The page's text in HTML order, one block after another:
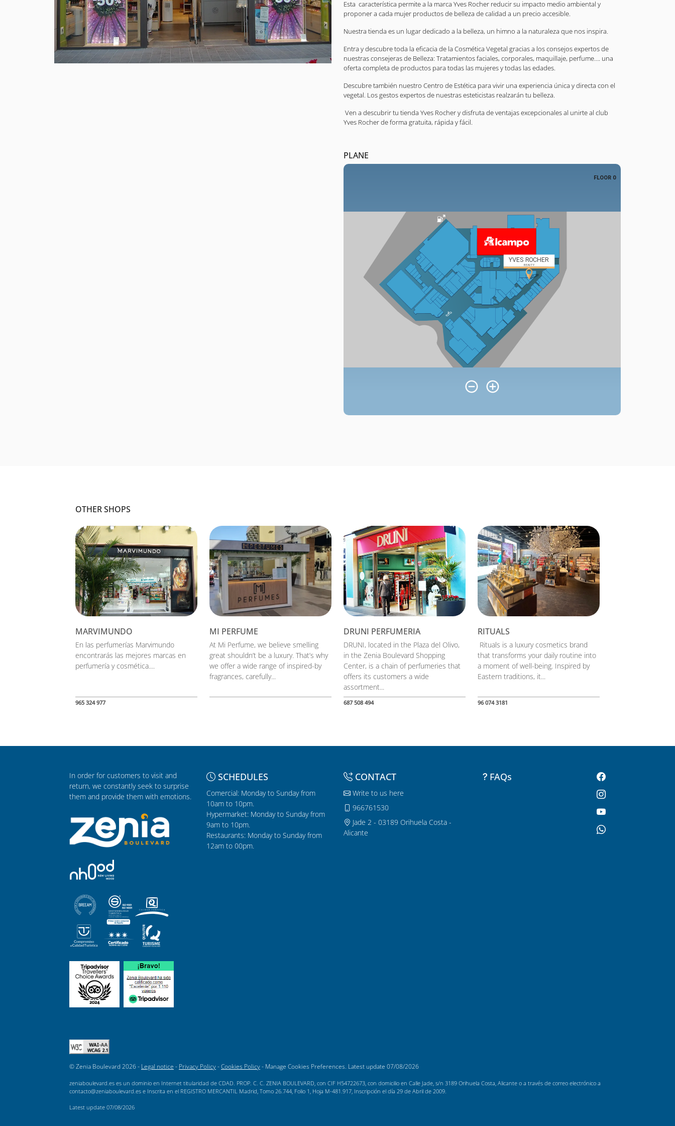
Esta característica permite a la marca Yves Rocher reducir su impacto medio ambiental y
proponer a cada mujer productos de belleza de calidad a un precio accesible.
Nuestra tienda es un lugar dedicado a la belleza, un himno a la naturaleza que nos inspira.
Entra y descubre toda la eficacia de la Cosmética Vegetal gracias a los consejos expertos de
nuestras consejeras de Belleza: Tratamientos faciales, corporales, maquillaje, perfume…. una
oferta completa de productos para todas las mujeres y todas las edades.
Descubre también nuestro Centro de Estética para vivir una experiencia única y directa con el
vegetal. Los gestos expertos de nuestras esteticistas realzarán tu belleza.
Ven a descubrir tu tienda Yves Rocher y disfruta de ventajas excepcionales al unirte al club
Yves Rocher de forma gratuita, rápida y fácil.
PLANE
OTHER SHOPS
MARVIMUNDO
En las perfumerías Marvimundo
encontrarás las mejores marcas en
perfumería y cosmética....
965 324 977
MI PERFUME
At Mi Perfume, we believe smelling
great shouldn’t be a luxury. That’s why
we offer a wide range of inspired-by
fragrances, carefully...
DRUNI PERFUMERIA
DRUNI, located in the Plaza del Olivo,
in the Zenia Boulevard Shopping
Center, is a chain of perfumeries that
offers its customers a wide
assortment...
687 508 494
RITUALS
Rituals is a luxury cosmetics brand
that transforms your daily routine into
a moment of well-being. Inspired by
Eastern traditions, it...
96 074 3181
In order for customers to visit and
return, we constantly seek to surprise
them and provide them with emotions.
SCHEDULES
Comercial: Monday to Sunday from
10am to 10pm.
Hypermarket: Monday to Sunday from
9am to 10pm.
Restaurants: Monday to Sunday from
12am to 00pm.
CONTACT
Write to us here
966761530
Jade 2 - 03189 Orihuela Costa -
Alicante
FAQs
© Zenia Boulevard 2026 - Legal notice - Privacy Policy-Cookies Policy- Manage Cookies Preferences. Latest update 07/08/2026
zeniaboulevard.es es un dominio en Internet titularidad de CDAD. PROP. C. C. ZENIA BOULEVARD, con CIF H54722673, con domicilio en Calle Jade, s/n 3189 Orihuela Costa, Alicante o a través de correo electrónico a
contacto@zeniaboulevard.es e Inscrita en el REGISTRO MERCANTIL Madrid, Tomo 26.744, Folio 1, Hoja M-481.917, Inscripción el día 29 de Abril de 2009.
Latest update 07/08/2026